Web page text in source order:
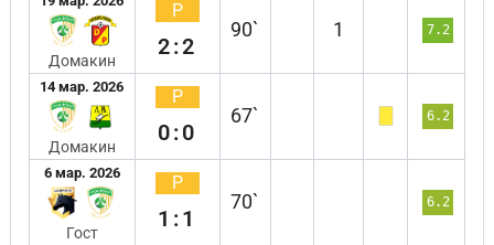
Домакин
Р
2:2
90` 1 7.2
14 мар. 2026
Домакин
Р
0:0
67` 6.2
6 мар. 2026
Гост
Р
1:1
70` 6.2